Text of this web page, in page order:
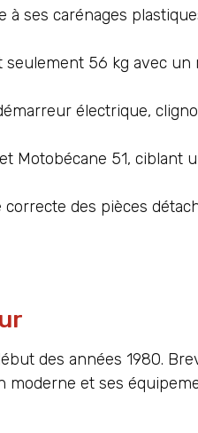
à ses carénages
56 kg avec un
électrique,
Motobécane 51, ciblant
des pièces
des années 1980.
moderne et ses